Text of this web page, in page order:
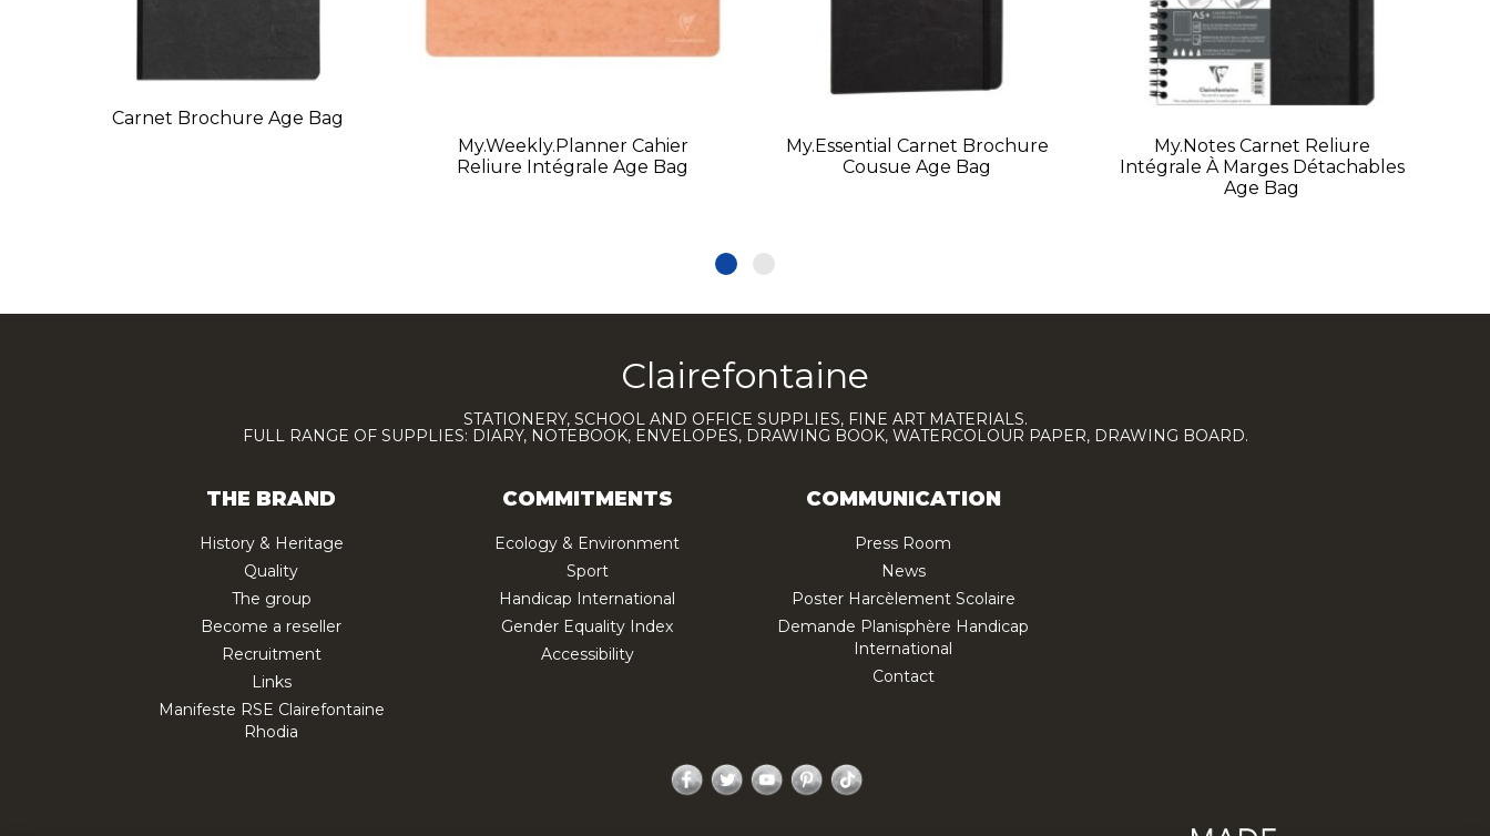
Carnet Brochure Age Bag
My.weekly.planner Cahier
Reliure Intégrale Age Bag
My.Essential Carnet Brochure
Cousue Age Bag
My.Notes Carnet Reliure
Intégrale À Marges Détachables
Age Bag
Clairefontaine
STATIONERY, SCHOOL AND OFFICE SUPPLIES, FINE ART MATERIALS.
FULL RANGE OF SUPPLIES: DIARY, NOTEBOOK, ENVELOPES, DRAWING BOOK, WATERCOLOUR PAPER, DRAWING BOARD.
THE BRAND
History & Heritage
Quality
The group
Become a reseller
Recruitment
Links
Manifeste RSE Clairefontaine
Rhodia
COMMITMENTS
Ecology & Environment
Sport
Handicap International
Gender Equality Index
Accessibility
COMMUNICATION
Press Room
News
Poster Harcèlement Scolaire
Demande Planisphère Handicap
International
Contact
Facebook
TwitterYouTubePinterest